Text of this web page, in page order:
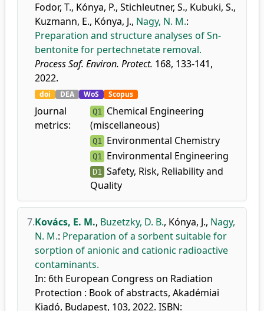
Fodor, T., Kónya, P., Stichleutner, S., Kubuki, S.,
Kuzmann, E., Kónya, J., Nagy, N. M.:
Preparation and structure analyses of Sn-
bentonite for pertechnetate removal.
Process Saf. Environ. Protect. 168, 133-141,
2022.
doi DEA WoS Scopus
Journal
metrics:
Q1
Chemical Engineering
(miscellaneous)
Q1 Environmental Chemistry
Q1 Environmental Engineering
D1
Safety, Risk, Reliability and
Quality
7.Kovács, E. M., Buzetzky, D. B., Kónya, J., Nagy,
N. M.: Preparation of a sorbent suitable for
sorption of anionic and cationic radioactive
contaminants.
In: 6th European Congress on Radiation
Protection : Book of abstracts, Akadémiai
Kiadó, Budapest, 103, 2022. ISBN: